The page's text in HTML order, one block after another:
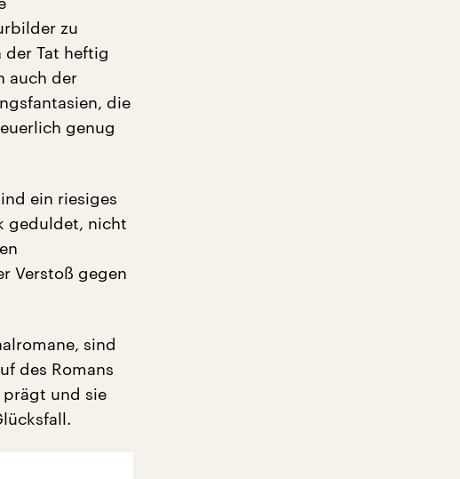
zu
der Tat heftig
auch der
die
genug
ein riesiges
geduldet, nicht
Verstoß gegen
sind
des Romans
prägt und sie